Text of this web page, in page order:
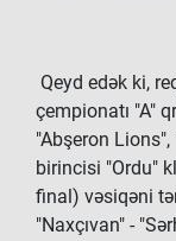
Qeyd edək ki,
çempionatı "A"
"Abşeron
birincisi "Ordu"
final) vəsiqəni
"Naxçıvan" -